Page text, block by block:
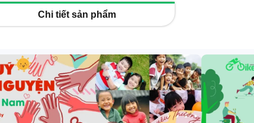
Chi tiết sản phẩm